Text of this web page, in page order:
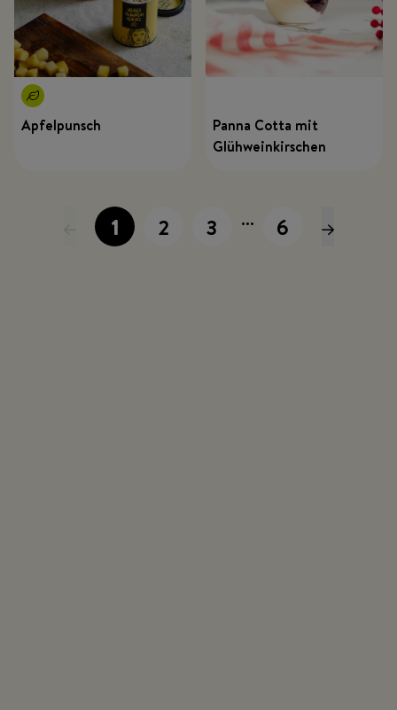
Apfelpunsch
Panna Cotta mit
Glühweinkirschen
1 2 3 ... 6